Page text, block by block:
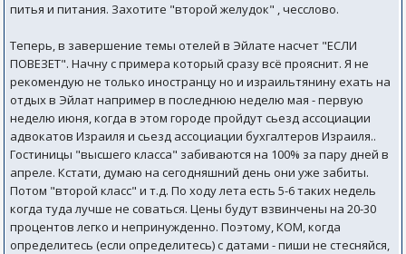
питья и питания. Захотите "второй желудок" , чесслово.
Теперь, в завершение темы отелей в Эйлате насчет "ЕСЛИ
ПОВЕЗЕТ". Начну с примера который сразу всё прояснит. Я не
рекомендую не только иностранцу но и израильтянину ехать на
отдых в Эйлат например в последнюю неделю мая - первую
неделю июня, когда в этом городе пройдут сьезд ассоциации
адвокатов Израиля и сьезд ассоциации бухгалтеров Израиля..
Гостиницы "высшего класса" забиваются на 100% за пару дней в
апреле. Кстати, думаю на сегодняшний день они уже забиты.
Потом "второй класс" и т.д. По ходу лета есть 5-6 таких недель
когда туда лучше не соваться. Цены будут взвинчены на 20-30
процентов легко и непринужденно. Поэтому, КОМ, когда
определитесь (если определитесь) с датами - пиши не стесняйся,